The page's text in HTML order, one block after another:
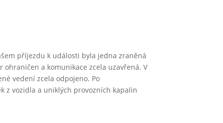
příjezdu k události byla jedna zraněná
a komunikace zcela uzavřená. V
vedení zcela odpojeno. Po
z vozidla a uniklých provozních kapalin